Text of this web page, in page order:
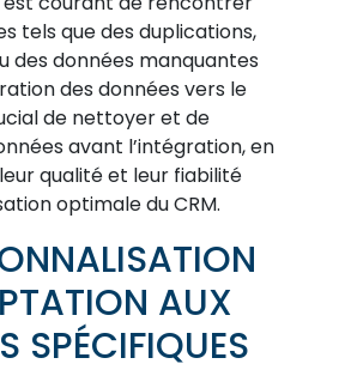
tels que des duplications,
des données manquantes
des données vers le
de nettoyer et de
avant l’intégration, en
qualité et leur fiabilité
optimale du CRM.
AUX
SPÉCIFIQUES